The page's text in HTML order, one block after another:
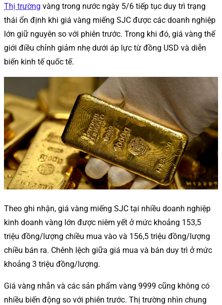
Thị trường vàng trong nước ngày 5/6 tiếp tục duy trì trạng
thái ổn định khi giá vàng miếng SJC được các doanh nghiệp
lớn giữ nguyên so với phiên trước. Trong khi đó, giá vàng thế
giới điều chỉnh giảm nhẹ dưới áp lực từ đồng USD và diễn
biến kinh tế quốc tế.
Theo ghi nhận, giá vàng miếng SJC tại nhiều doanh nghiệp
kinh doanh vàng lớn được niêm yết ở mức khoảng 153,5
triệu đồng/lượng chiều mua vào và 156,5 triệu đồng/lượng
chiều bán ra. Chênh lệch giữa giá mua và bán duy trì ở mức
khoảng 3 triệu đồng/lượng.
Giá vàng nhẫn và các sản phẩm vàng 9999 cũng không có
nhiều biến động so với phiên trước. Thị trường nhìn chung